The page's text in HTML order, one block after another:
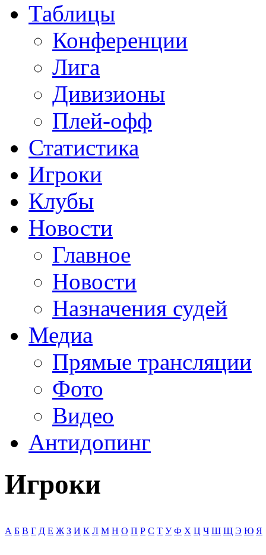
Таблицы
Конференции
Лига
Дивизионы
Плей-офф
Статистика
Игроки
Клубы
Новости
Главное
Новости
Назначения судей
Медиа
Прямые трансляции
Фото
Видео
Антидопинг
Игроки
А Б В Г Д Е Ж З И К Л М Н О П Р С Т У Ф Х Ц Ч Ш Щ Э Ю Я